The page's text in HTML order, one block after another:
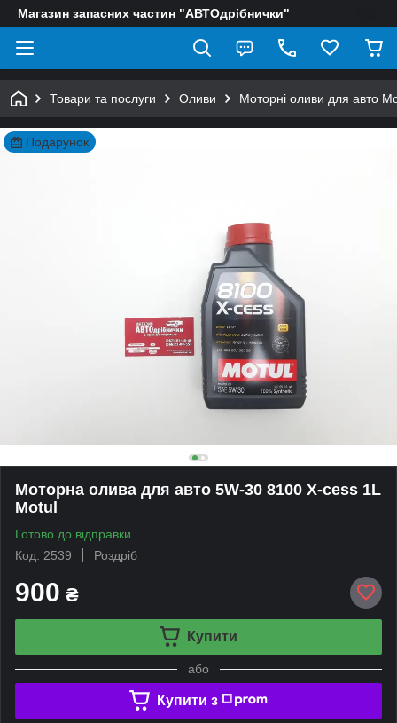
Магазин запасних частин "АВТОдрібнички"
Товари та послуги Оливи Моторні оливи для авто
Подарунок
Моторна олива для авто 5W-30 8100 X-cess 1L
Motul
Готово до відправки
Код: 2539
Роздріб
900 ₴
Купити
або
Купити з